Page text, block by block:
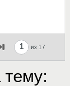
1 из 17
тему: